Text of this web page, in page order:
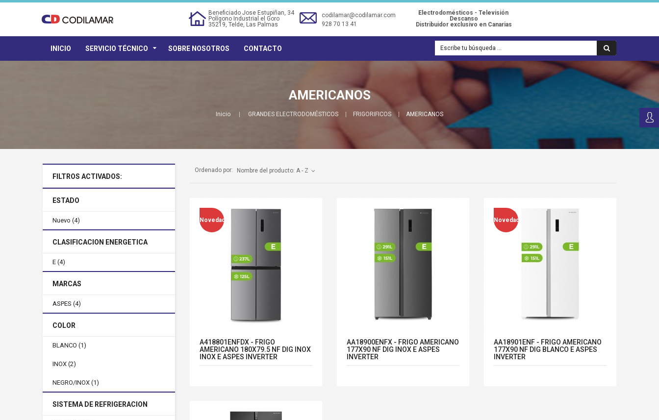
Beneficiado Jose Estupiñan, 34
Polígono Industrial el Goro
35219, Telde, Las Palmas
codilamar@codilamar.com
928 70 13 41
Electrodomésticos - Televisión
Descanso
Distribuidor exclusivo en Canarias
INICIO SERVICIO TÉCNICO SOBRE NOSOTROS CONTACTO
AMERICANOS
Inicio GRANDES ELECTRODOMÉSTICOS FRIGORIFICOS AMERICANOS
FILTROS ACTIVADOS:
ESTADO
Nuevo (4)
CLASIFICACION ENERGETICA
E (4)
MARCAS
ASPES (4)
COLOR
BLANCO (1)
INOX (2)
NEGRO/INOX (1)
SISTEMA DE REFRIGERACION
Ordenado por: Nombre del producto: A - Z
Novedad
A418801ENFDX - FRIGO
AMERICANO 180X79.5 NF DIG INOX
INOX E ASPES INVERTER
AA18900ENFX - FRIGO AMERICANO
177X90 NF DIG INOX E ASPES
INVERTER
Novedad
AA18901ENF - FRIGO AMERICANO
177X90 NF DIG BLANCO E ASPES
INVERTER